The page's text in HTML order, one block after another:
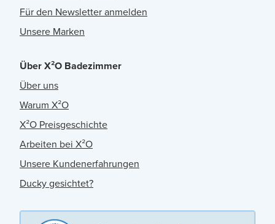
Für den Newsletter anmelden
Unsere Marken
Über X²O Badezimmer
Über uns
Warum X²O
X²O Preisgeschichte
Arbeiten bei X²O
Unsere Kundenerfahrungen
Ducky gesichtet?